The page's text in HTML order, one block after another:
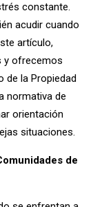
constante.
acudir cuando
artículo,
y ofrecemos
de la Propiedad
normativa de
orientación
situaciones.
de